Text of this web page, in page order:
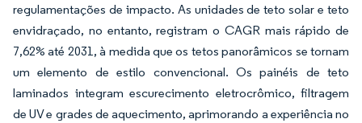
regulamentações de impacto. As unidades de teto solar e teto
envidraçado, no entanto, registram o CAGR mais rápido de
7,62% até 2031, à medida que os tetos panorâmicos se tornam
um elemento de estilo convencional. Os painéis de teto
laminados integram escurecimento eletrocrômico, filtragem
de UV e grades de aquecimento, aprimorando a experiência no